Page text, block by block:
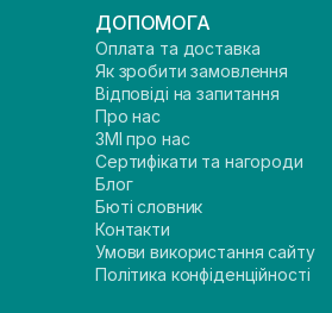
ДОПОМОГА
Оплата та доставка
Як зробити замовлення
Відповіді на запитання
Про нас
ЗМІ про нас
Сертифікати та нагороди
Блог
Бюті словник
Контакти
Умови використання сайту
Політика конфіденційності